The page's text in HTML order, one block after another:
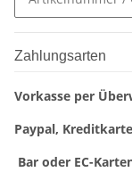
Zahlungsarten
Vorkasse per
Paypal,
Bar oder EC-